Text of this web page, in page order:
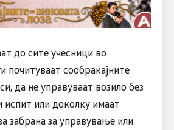
до сите учесници во
почитуваат сообраќајните
да не управуваат возило без
испит или доколку имаат
забрана за управување или